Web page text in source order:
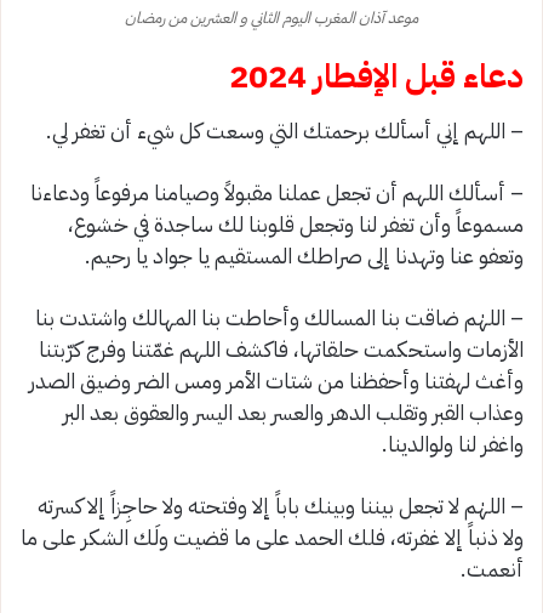
موعد آذان المغرب اليوم الثاني و العشرين من رمضان
دعاء قبل الإفطار 2024
– اللهم إني أسألك برحمتك التي وسعت كل شيء أن تغفر لي.
– أسألك اللهم أن تجعل عملنا مقبولاً وصيامنا مرفوعاً ودعاءنا
مسموعاً وأن تغفر لنا وتجعل قلوبنا لك ساجدة في خشوع،
وتعفو عنا وتهدنا إلى صراطك المستقيم یا جواد يا رحيم.
– اللهٰم ضاقت بنا المسالك وأحاطت بنا المهالك واشتدت بنا
الأزمات واستحكمت حلقاتها، فاكشف اللهم غمّتنا وفرج كرّبتنا
وأغث لهفتنا وأحفظنا من شتات الأمر ومس الضر وضيق الصدر
وعذاب القبر وتقلب الدهر والعسر بعد اليسر والعقوق بعد البر
واغفر لنا ولوالدينا.
– اللهٰم لا تجعل بيننا وبينك باباً إلا وفتحته ولا حاجِزاً إلا كسرته
ولا ذنباً إلا غفرته، فلك الحمد على ما قضيت ولَك الشكر على ما
أنعمت.